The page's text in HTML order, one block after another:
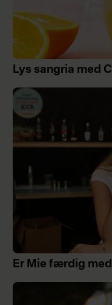
Lys sangria med
Er Mie færdig